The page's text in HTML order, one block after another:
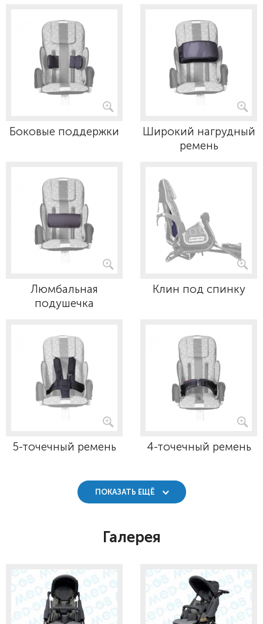
Боковые поддержки
Широкий нагрудный
ремень
Люмбальная
подушечка
Клин под спинку
5-точечный ремень 4-точечный ремень
ПОКАЗАТЬ ЕЩЁ
Галерея